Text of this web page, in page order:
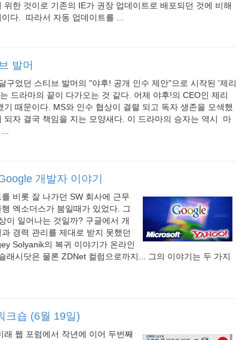
위한 것이로 기존의 IE가 권장 업데이트로 배포되던 것에 비해
다. 따라서 자동 업데이트를 ...
발머
구었던 스티브 발머의 "야후! 공개 인수 제안"으로 시작된 '제리
드라마의 끝이 다가오는 것 같다. 어제 야후!의 CEO인 제리
기 때문이다. MS와 인수 협상이 결렬 되고 독자 생존을 모색했
되자 결국 책임을 지는 모양새다. 이 드라마의 승자는 역시 마
개발자 이야기
비롯 잘 나가던 SW 회사에 근무
엑소더스가 붐일때가 있었다. 그
이 일어나는 것일까? 구글에서 개
경력 관리를 제대로 받지 못했던
Solyanik의 복귀 이야기가 온라인
래시닷은 물론 ZDNet 컬럼으로까지... 그의 이야기는 두 가지
크숍 (6월 19일)
래 웹 포럼에서 작년에 이어 두번째